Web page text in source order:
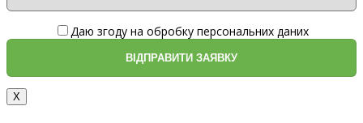
Даю згоду на обробку персональних даних
X